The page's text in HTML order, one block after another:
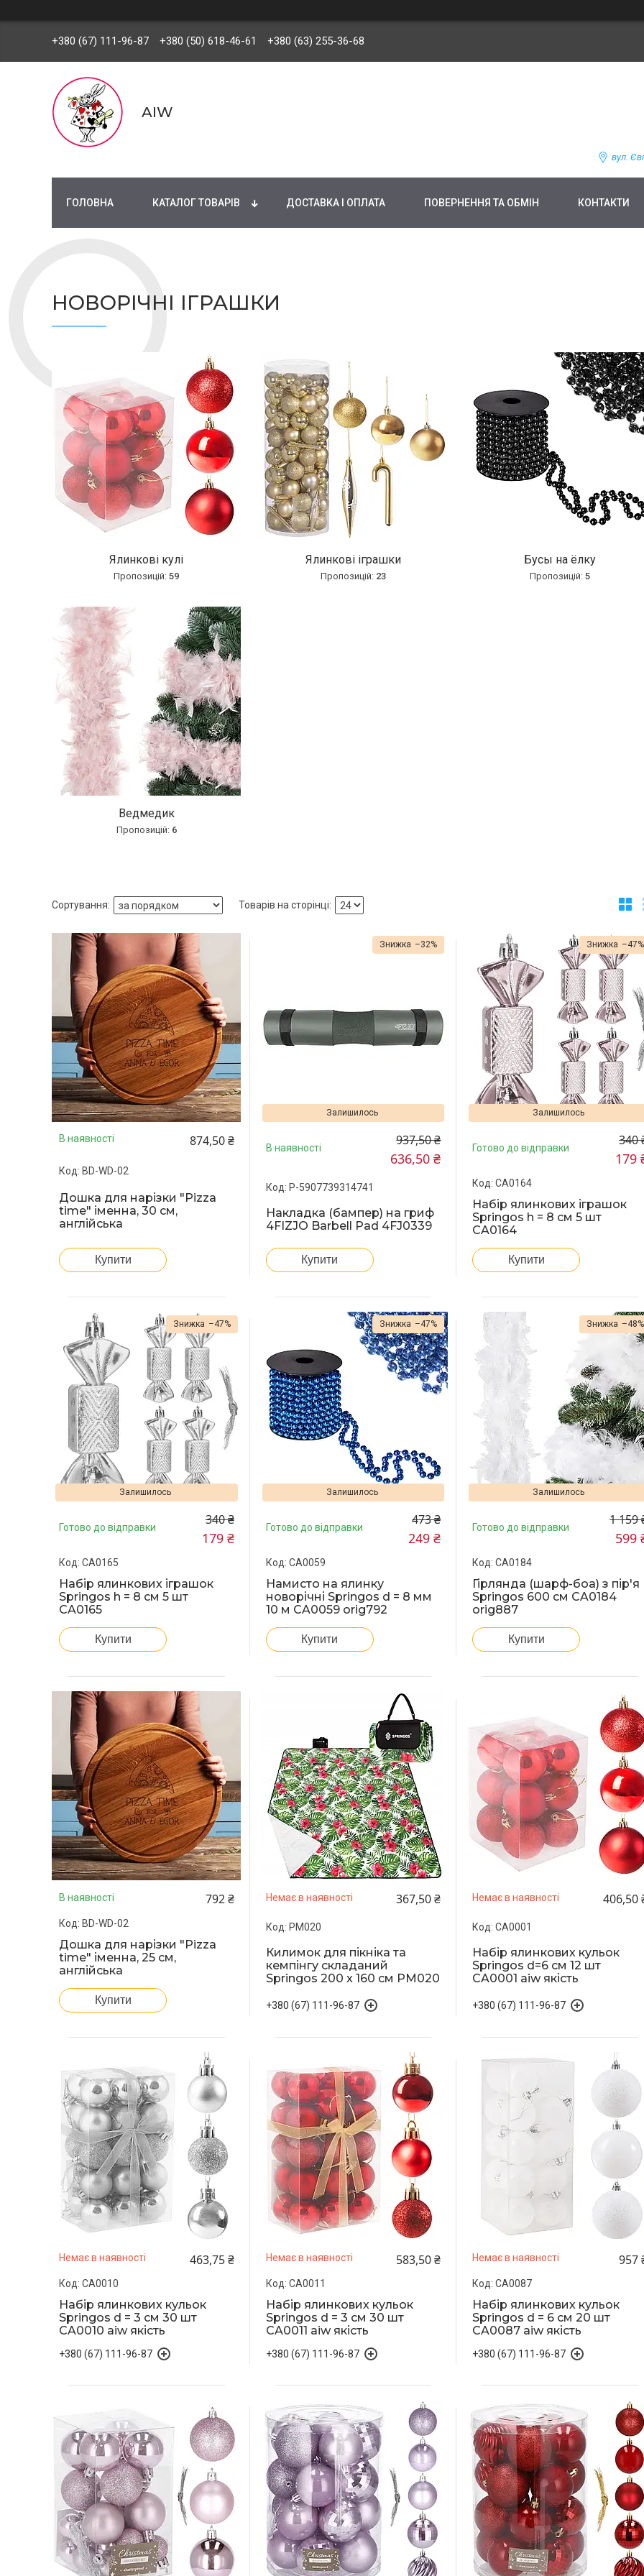
+380 (67) 111-96-87 +380 (50) 618-46-61 +380 (63) 255-36-68
AIW
вул.
ГОЛОВНА КАТАЛОГ ТОВАРІВ ДОСТАВКА І ОПЛАТА ПОВЕРНЕННЯ ТА ОБМІН КОНТАКТИ
НОВОРІЧНІ ІГРАШКИ
Ялинкові кулі
59
Ялинкові іграшки
23
Бусы на ёлку
5
Ведмедик
6
В наявності 874,50 ₴
BD-WD-02
Дошка для нарізки "Pizza
time" іменна, 30 см,
англійська
Купити
–32%
Залишилось
В наявності 937,50 ₴
636,50 ₴
P-5907739314741
Накладка (бампер) на гриф
4FIZJO Barbell Pad 4FJ0339
Купити
–47%
Залишилось
Готово до відправки 340
179
CA0164
Набір ялинкових іграшок
Springos h = 8 см 5 шт
CA0164
Купити
–47%
Залишилось
Готово до відправки 340 ₴
179 ₴
CA0165
Набір ялинкових іграшок
Springos h = 8 см 5 шт
CA0165
Купити
–47%
Залишилось
Готово до відправки 473 ₴
249 ₴
CA0059
Намисто на ялинку
новорічні Springos d = 8 мм
10 м CA0059 orig792
Купити
–48%
Залишилось
Готово до відправки 1 159
599
CA0184
Гірлянда (шарф-боа) з пір'я
Springos 600 см CA0184
orig887
Купити
В наявності 792 ₴
BD-WD-02
Дошка для нарізки "Pizza
time" іменна, 25 см,
англійська
Купити
Немає в наявності 367,50 ₴
PM020
Килимок для пікніка та
кемпінгу складаний
Springos 200 x 160 см PM020
+380 (67) 111-96-87
Немає в наявності 406,50
CA0001
Набір ялинкових кульок
Springos d=6 см 12 шт
CA0001 aiw якість
+380 (67) 111-96-87
Немає в наявності 463,75 ₴
CA0010
Набір ялинкових кульок
Springos d = 3 см 30 шт
CA0010 aiw якість
+380 (67) 111-96-87
Немає в наявності 583,50 ₴
CA0011
Набір ялинкових кульок
Springos d = 3 см 30 шт
CA0011 aiw якість
+380 (67) 111-96-87
Немає в наявності 957
CA0087
Набір ялинкових кульок
Springos d = 6 см 20 шт
CA0087 aiw якість
+380 (67) 111-96-87